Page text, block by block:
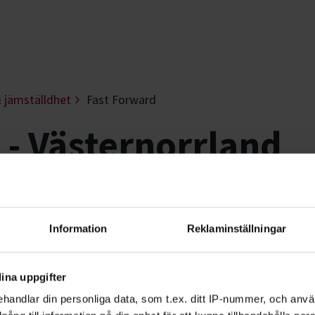
Information Reklaminställningar
uppgifter
din personliga data, som t.ex. ditt IP-nummer, och
jämställdhet Fast Forward
- Västernorrland
musikprojekt vi jobbar med och
för oss att arbeta aktivt med
för en jämställd